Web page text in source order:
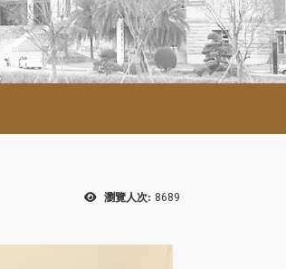
瀏覽人次: 8689